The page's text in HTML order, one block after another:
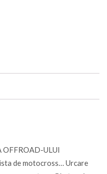
OFFROAD-ULUI
de motocross… Urcare